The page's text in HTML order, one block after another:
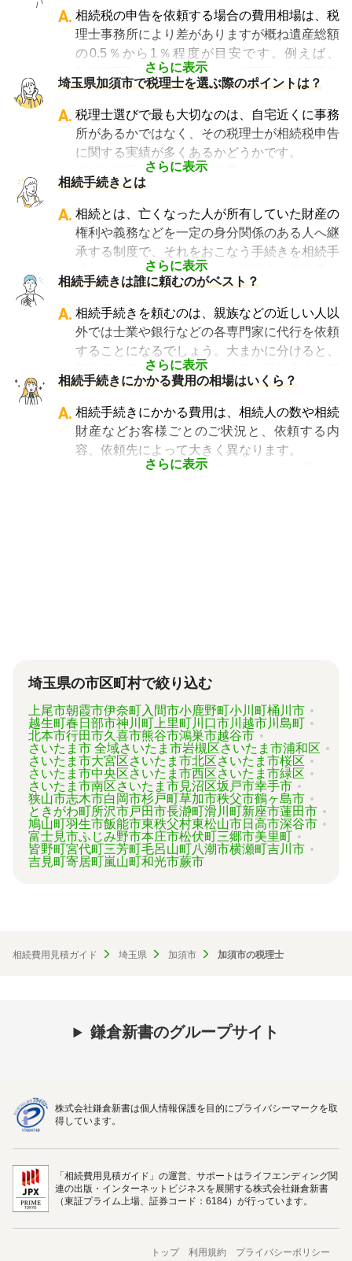
成
・相続税の申告や準確定申告
さらに表示
A. 相続税の申告を依頼する場合の費用相場は、税
理士事務所により差がありますが概ね遺産総額
の0.5％から1％程度が目安です。例えば、
5,000万円の遺産であれば、25万円～50万円程
度が目安となります。
相談料については、初回のみ無料・30分以内
無料・30分から1時間あたり数千円の費用がか
かる、などさまざまです。
なお相続税の申告期限ギリギリに依頼をする
と、特急料金が上乗せされるため、注意が必要
です。
「相続費用見積ガイド」では、 相続税申告に強
い税理士に、無料で一括見積依頼が可能です 。
ご自身の状況ではいくら費用がかかるのか、ま
ずは見積を取り寄せてみましょう。
埼玉県加須市で税理士を選ぶ際のポイントは？
さらに表示
A. 税理士選びで最も大切なのは、自宅近くに事務
所があるかではなく、その税理士が相続税申告
に関する実績が多くあるかどうかです。
相続は税理士試験の必修科目でないことから、
資格試験を取る時に選択していない税理士にと
っては全くの専門外となります。
そのため相続税を専門に扱う税理士事務所や、
相続税申告の経験が豊富な税理士事務所を選ぶ
ことが、節税の面でもスムーズな手続きの面で
も大変重要になります。
なお、自宅から離れた場所にある事務所であっ
ても、相続税申告の対応は可能です。
「相続費用見積ガイド」では、相続税申告に強
い税理士を多数掲載しており、無料で一括見積
依頼が可能です。ぜひご利用ください。
相続手続きとは
さらに表示
A. 相続とは、亡くなった人が所有していた財産の
権利や義務などを一定の身分関係のある人へ継
承する制度で、それをおこなう手続きを相続手
続きといいます。具体的には預貯金や不動産、
借金なども含めた亡くなった人の財産を配偶者
や子どもなどの相続人に引き継ぐ手続きのこと
です。相続手続きが大変と言われるのは、その
複雑さや手続きの多さにあります。加えて役所
や銀行などに出向くことも多いことから時間も
手間もかかります。専門家に任せればそういっ
た煩わしさを大幅に減らすことができます。
相続手続きは誰に頼むのがベスト？
さらに表示
A. 相続手続きを頼むのは、親族などの近しい人以
外では士業や銀行などの各専門家に代行を依頼
することになるでしょう。大まかに分けると、
不動産に関する相続手続き全般は司法書士、戸
籍謄本の収集、預貯金口座・車などの名義変更
手続きを任せたい場合は行政書士、相続税申告
や節税対策の検討は税理士、相続人の間で争い
やトラブルになっている場合は弁護士というよ
うに状況別に頼むのがベストです。
相続手続きにかかる費用の相場はいくら？
さらに表示
A. 相続手続きにかかる費用は、相続人の数や相続
財産などお客様ごとのご状況と、依頼する内
容、依頼先によって大きく異なります。
例えば参考価格として、行政書士に戸籍収集を
ずは見積を取り寄せてみましょう。
埼玉県の市区町村で絞り込む
上尾市朝霞市伊奈町入間市小鹿野町小川町桶川市
越生町春日部市神川町上里町川口市川越市川島町
北本市行田市久喜市熊谷市鴻巣市越谷市
さいたま市 全域さいたま市岩槻区さいたま市浦和区
さいたま市大宮区さいたま市北区さいたま市桜区
さいたま市中央区さいたま市西区さいたま市緑区
さいたま市南区さいたま市見沼区坂戸市幸手市
狭山市志木市白岡市杉戸町草加市秩父市鶴ヶ島市
ときがわ町所沢市戸田市長瀞町滑川町新座市蓮田市
鳩山町羽生市飯能市東秩父村東松山市日高市深谷市
富士見市ふじみ野市本庄市松伏町三郷市美里町
皆野町宮代町三芳町毛呂山町八潮市横瀬町吉川市
吉見町寄居町嵐山町和光市蕨市
相続費用見積ガイド 埼玉県 加須市 加須市の税理士
鎌倉新書のグループサイト
株式会社鎌倉新書は個人情報保護を目的にプライバシーマークを取
得しています。
「相続費用見積ガイド」の運営、サポートはライフエンディング関
連の出版・インターネットビジネスを展開する株式会社鎌倉新書
（東証プライム上場、証券コード：6184）が行っています。
トップ 利用規約 プライバシーポリシー